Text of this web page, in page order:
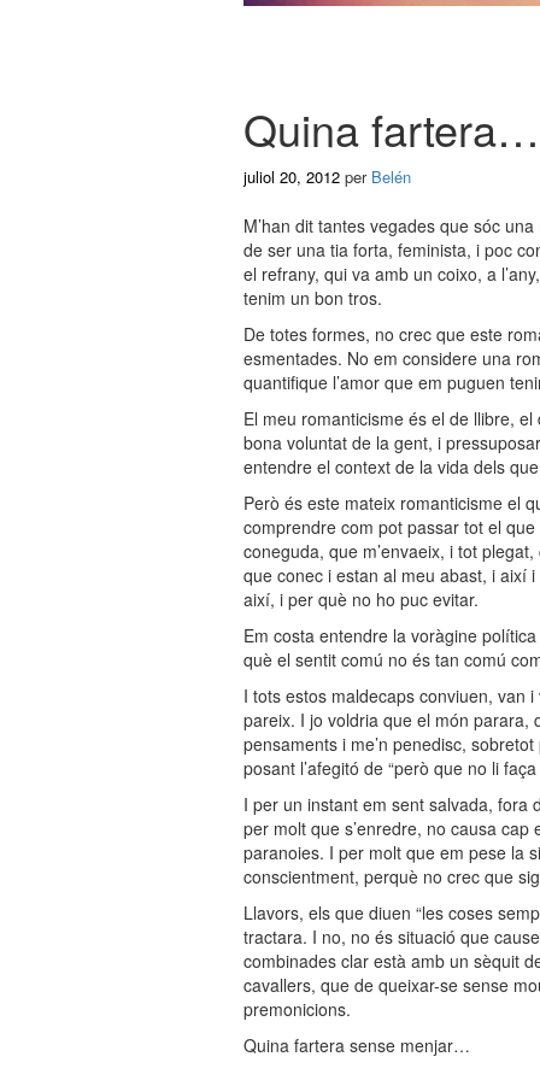
Quina fartera…
juliol 20, 2012 per Belén
M’han dit tantes vegades que sóc
de ser una tia forta, feminista, i poc
el refrany, qui va amb un coixo, a
tenim un bon tros.
De totes formes, no crec que este
esmentades. No em considere una
quantifique l’amor que em puguen
El meu romanticisme és el de llibre,
bona voluntat de la gent, i
entendre el context de la vida dels
Però és este mateix romanticisme el
comprendre com pot passar tot el
coneguda, que m’envaeix, i tot
que conec i estan al meu abast, i així
així, i per què no ho puc evitar.
Em costa entendre la voràgine
què el sentit comú no és tan comú
I tots estos maldecaps conviuen, van
pareix. I jo voldria que el món parara,
pensaments i me’n penedisc,
posant l’afegitó de “però que no li
I per un instant em sent salvada, fora
per molt que s’enredre, no causa
paranoies. I per molt que em pese la
conscientment, perquè no crec que
Llavors, els que diuen “les coses
tractara. I no, no és situació que
combinades clar està amb un sèquit
cavallers, que de queixar-se sense
premonicions.
Quina fartera sense menjar…